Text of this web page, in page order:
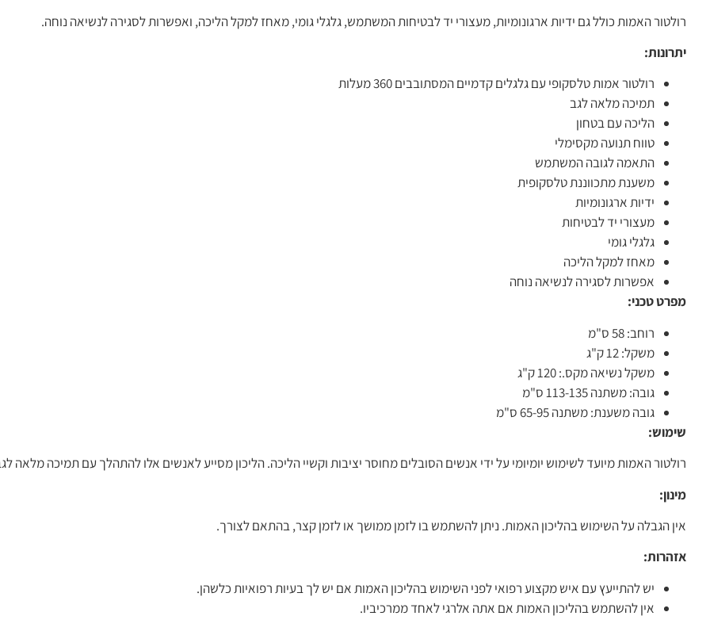
רולטור האמות כולל גם ידיות ארגונומיות, מעצורי יד לבטיחות המשתמש, גלגלי גומי, מאחז למקל הליכה, ואפשרות לסגירה לנשיאה נוחה.
יתרונות:
רולטור אמות טלסקופי עם גלגלים קדמיים המסתובבים 360 מעלות
תמיכה מלאה לגב
הליכה עם בטחון
טווח תנועה מקסימלי
התאמה לגובה המשתמש
משענת מתכווננת טלסקופית
ידיות ארגונומיות
מעצורי יד לבטיחות
גלגלי גומי
מאחז למקל הליכה
אפשרות לסגירה לנשיאה נוחה
מפרט טכני:
רוחב: 58 ס"מ
משקל: 12 ק"ג
משקל נשיאה מקס.: 120 ק"ג
גובה: משתנה 113-135 ס"מ
גובה משענת: משתנה 65-95 ס"מ
שימוש:
רולטור האמות מיועד לשימוש יומיומי על ידי אנשים הסובלים מחוסר יציבות וקשיי הליכה. הליכון מסייע לאנשים אלו להתהלך עם תמיכה מלאה
מינון:
אין הגבלה על השימוש בהליכון האמות. ניתן להשתמש בו לזמן ממושך או לזמן קצר, בהתאם לצורך.
אזהרות:
יש להתייעץ עם איש מקצוע רפואי לפני השימוש בהליכון האמות אם יש לך בעיות רפואיות כלשהן.
אין להשתמש בהליכון האמות אם אתה אלרגי לאחד ממרכיביו.